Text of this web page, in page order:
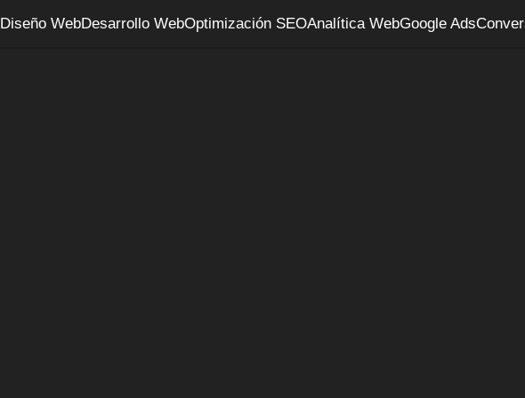
Diseño WebDesarrollo WebOptimización SEOAnalítica WebGoogle Ads